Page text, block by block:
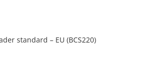
standard – EU (BCS220)